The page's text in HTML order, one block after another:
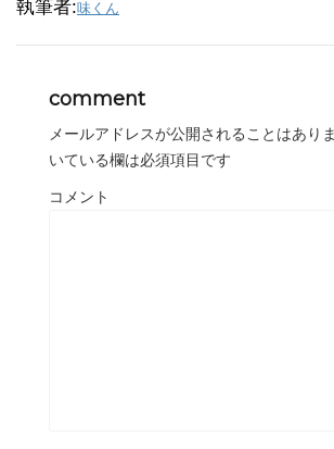
執筆者:味くん
comment
メールアドレスが公開されることはありま
いている欄は必須項目です
コメント